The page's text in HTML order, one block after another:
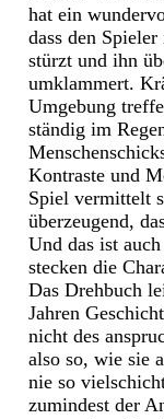
hat ein
dass den
stürzt und ihn
umklammert.
Umgebung
ständig im
Kontraste und
Spiel vermittelt
überzeugend,
Und das ist
stecken die
Das Drehbuch
Jahren
nicht des
also so, wie sie
nie so
zumindest der